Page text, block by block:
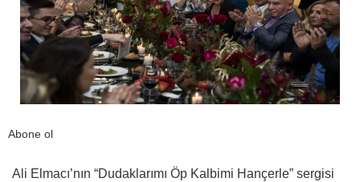
Abone ol
Ali Elmacı’nın “Dudaklarımı Öp Kalbimi Hançerle” sergisi